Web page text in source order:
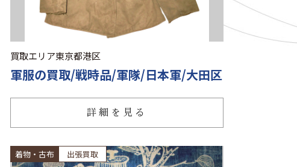
買取エリア東京都港区
軍服の買取/戦時品/軍隊/日本軍/大田区
詳細を見る
着物・古布 出張買取